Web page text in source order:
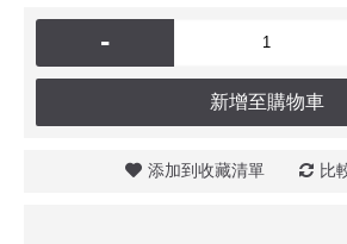
-
新增至購物車
添加到收藏清單 比